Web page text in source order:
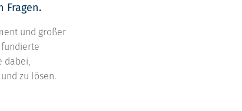
und großer
dabei,
zu lösen.